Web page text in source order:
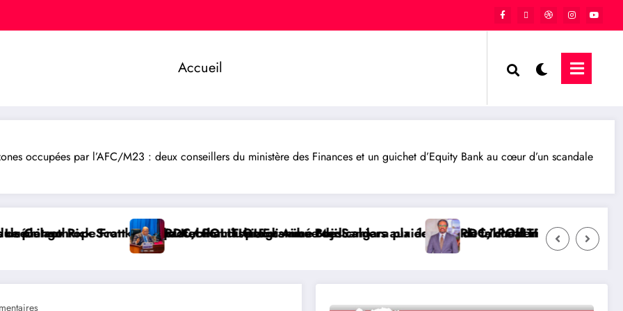
Accueil
occupées par l’AFC/M23 : deux conseillers du ministère des Finances et un guichet d’Equity Bank au cœur d’un scandale
du programme Medicaid
distribue des cahiers aux écoliers de la chefferie de Kaziba, philanthrope légendaire
: Aimé Boji Sangara plaide pour un tribunal international afin de rendre justice aux victimes
RDC/ POLITIQUE : L’honorable Namazihana Bachoke
RDC/